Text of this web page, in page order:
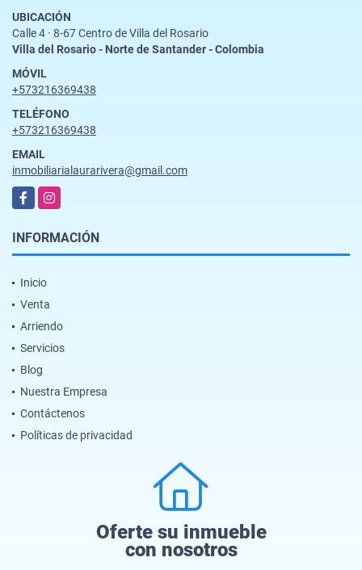
UBICACIÓN
Calle 4 · 8-67 Centro de Villa del Rosario
Villa del Rosario - Norte de Santander - Colombia
MÓVIL
+573216369438
TELÉFONO
+573216369438
EMAIL
inmobiliarialaurarivera@gmail.com
FacebookInstagram
INFORMACIÓN
Inicio
Venta
Arriendo
Servicios
Blog
Nuestra Empresa
Contáctenos
Políticas de privacidad
Oferte su inmueble
con nosotros